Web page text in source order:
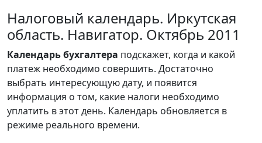
Налоговый календарь. Иркутская
область. Навигатор. Октябрь 2011
Календарьбухгалтера подскажет, когда и какой
платеж необходимо совершить. Достаточно
выбрать интересующую дату, и появится
информация о том, какие налоги необходимо
уплатить в этот день. Календарь обновляется в
режиме реального времени.